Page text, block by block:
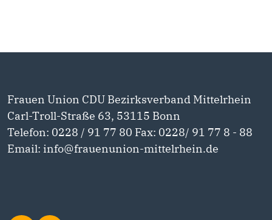
Frauen Union CDU Bezirksverband Mittelrhein
Carl-Troll-Straße 63, 53115 Bonn
Telefon: 0228 / 91 77 80 Fax: 0228/ 91 77 8 - 88
Email: info@frauenunion-mittelrhein.de